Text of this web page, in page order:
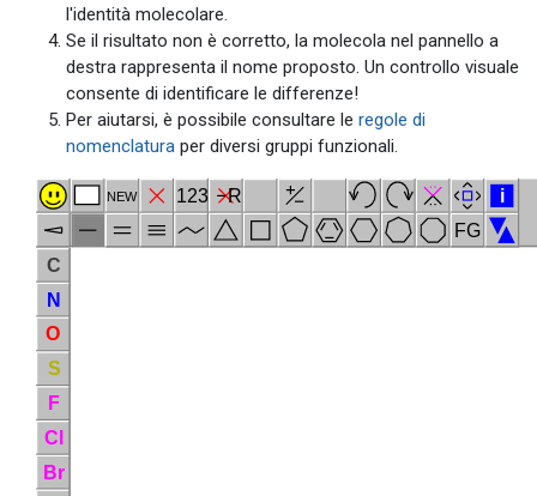
l'identità molecolare.
Se il risultato non è corretto, la molecola nel pannello a
destra rappresenta il nome proposto. Un controllo visuale
consente di identificare le differenze!
Per aiutarsi, è possibile consultare le regole di
nomenclatura per diversi gruppi funzionali.
NEW 123
R
FG
i
C
N
O
S
F
Cl
Br